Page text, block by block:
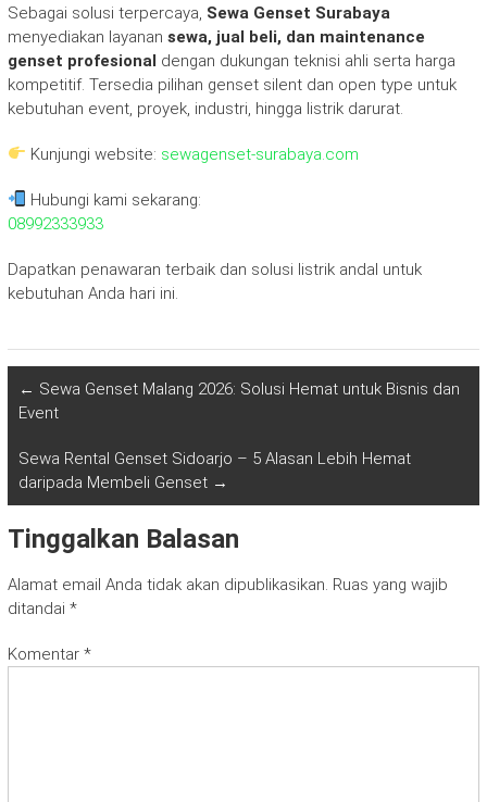
Sebagai solusi terpercaya, Sewa Genset Surabaya
menyediakan layanan sewa, jual beli, dan maintenance
genset profesional dengan dukungan teknisi ahli serta harga
kompetitif. Tersedia pilihan genset silent dan open type untuk
kebutuhan event, proyek, industri, hingga listrik darurat.
Kunjungi website: sewagenset-surabaya.com
Hubungi kami sekarang:
08992333933
Dapatkan penawaran terbaik dan solusi listrik andal untuk
kebutuhan Anda hari ini.
← Sewa Genset Malang 2026: Solusi Hemat untuk Bisnis dan
Event
Sewa Rental Genset Sidoarjo – 5 Alasan Lebih Hemat
daripada Membeli Genset →
Tinggalkan Balasan
Alamat email Anda tidak akan dipublikasikan. Ruas yang wajib
ditandai *
Komentar *